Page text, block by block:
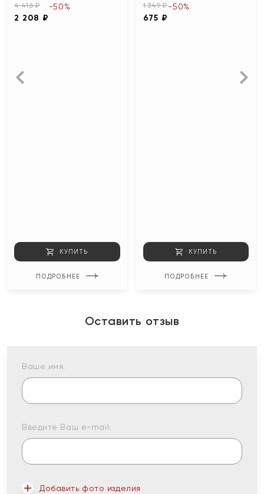
4 416 ₽
2 208 ₽
-50%
КУПИТЬ
ПОДРОБНЕЕ
1 349 ₽
675 ₽
-50%
КУПИТЬ
ПОДРОБНЕЕ
Оставить отзыв
Ваше имя:
Введите Ваш e-mail:
Добавить фото изделия